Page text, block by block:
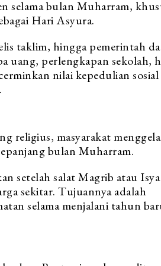
selama bulan Muharram,
Hari Asyura.
taklim, hingga pemerintah
uang, perlengkapan sekolah,
nilai kepedulian sosial
religius, masyarakat
bulan Muharram.
setelah salat Magrib atau
sekitar. Tujuannya adalah
selama menjalani tahun